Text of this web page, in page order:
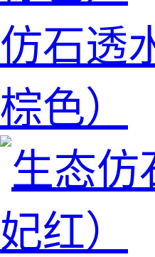
仿石透
棕色）